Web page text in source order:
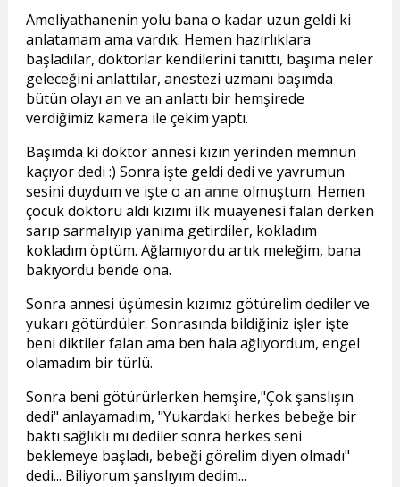
Ameliyathanenin yolu bana o kadar uzun geldi ki
anlatamam ama vardık. Hemen hazırlıklara
başladılar, doktorlar kendilerini tanıttı, başıma neler
geleceğini anlattılar, anestezi uzmanı başımda
bütün olayı an ve an anlattı bir hemşirede
verdiğimiz kamera ile çekim yaptı.
Başımda ki doktor annesi kızın yerinden memnun
kaçıyor dedi :) Sonra işte geldi dedi ve yavrumun
sesini duydum ve işte o an anne olmuştum. Hemen
çocuk doktoru aldı kızımı ilk muayenesi falan derken
sarıp sarmalıyıp yanıma getirdiler, kokladım
kokladım öptüm. Ağlamıyordu artık meleğim, bana
bakıyordu bende ona.
Sonra annesi üşümesin kızımız götürelim dediler ve
yukarı götürdüler. Sonrasında bildiğiniz işler işte
beni diktiler falan ama ben hala ağlıyordum, engel
olamadım bir türlü.
Sonra beni götürürlerken hemşire,"Çok şanslışın
dedi" anlayamadım, "Yukardaki herkes bebeğe bir
baktı sağlıklı mı dediler sonra herkes seni
beklemeye başladı, bebeği görelim diyen olmadı"
dedi... Biliyorum şanslıyım dedim...